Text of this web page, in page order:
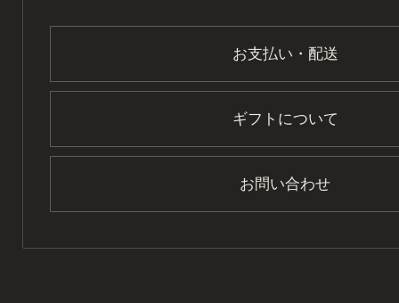
お支払い・配送
ギフトについて
お問い合わせ